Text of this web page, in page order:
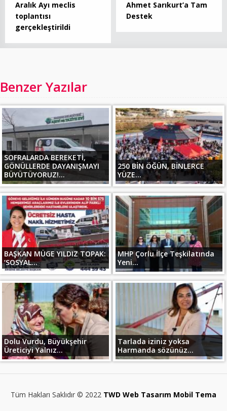
Aralık Ayı meclis
toplantısı
gerçekleştirildi
Ahmet Sarıkurt’a Tam
Destek
Benzer Yazılar
SOFRALARDA BEREKETİ,
GÖNÜLLERDE DAYANIŞMAYI
BÜYÜTÜYORUZ!...
250 BİN ÖĞÜN, BİNLERCE
YÜZE...
BAŞKAN MÜGE YILDIZ TOPAK:
‘SOSYAL...
MHP Çorlu İlçe Teşkilatında
Yeni...
Dolu Vurdu, Büyükşehir
Üreticiyi Yalnız...
Tarlada iziniz yoksa
Harmanda sözünüz...
Tüm Hakları Saklıdır © 2022 TWD Web Tasarım Mobil Tema